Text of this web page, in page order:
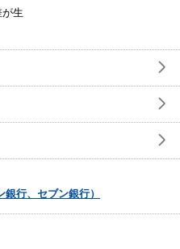
生
行、セブン銀行）